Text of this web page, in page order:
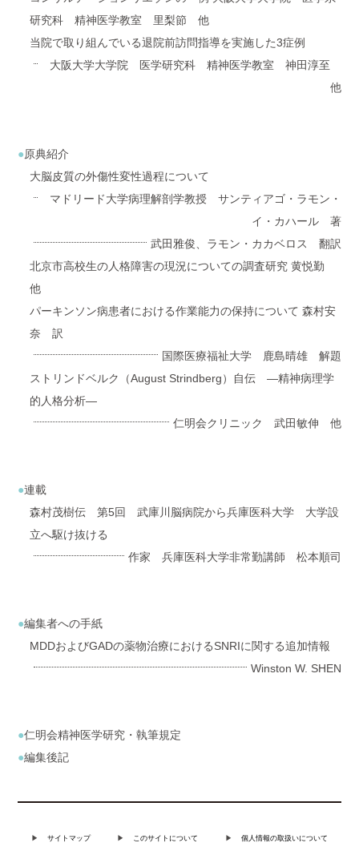
研究科 精神医学教室 里梨節 他
当院で取り組んでいる退院前訪問指導を実施した3症例
大阪大学大学院 医学研究科 精神医学教室 神田淳至
他
原典紹介
大脳皮質の外傷性変性過程について
マドリード大学病理解剖学教授 サンティアゴ・ラモン・
イ・カハール 著
武田雅俊、ラモン・カカベロス 翻訳
北京市高校生の人格障害の現況についての調査研究 黄悦勤
他
パーキンソン病患者における作業能力の保持について 森村安
奈 訳
国際医療福祉大学 鹿島晴雄 解題
ストリンドベルク（August Strindberg）自伝 ―精神病理学
的人格分析―
仁明会クリニック 武田敏伸 他
連載
森村茂樹伝 第5回 武庫川脳病院から兵庫医科大学 大学設
立へ駆け抜ける
作家 兵庫医科大学非常勤講師 松本順司
編集者への手紙
MDDおよびGADの薬物治療におけるSNRIに関する追加情報
Winston W. SHEN
仁明会精神医学研究・執筆規定
編集後記
サイトマップ このサイトについて 個人情報の取扱いについて